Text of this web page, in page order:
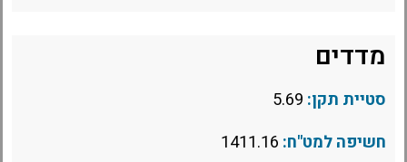
מדדים
סטיית תקן:
חשיפה למט"ח: